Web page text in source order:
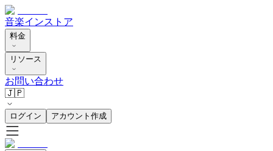
音楽インストア
料金
リソース
お問い合わせ
🇯🇵
ログイン アカウント作成